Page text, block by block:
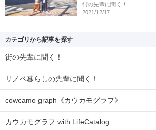
街の先輩に聞く！
2021/12/17
カテゴリから記事を探す
街の先輩に聞く！
リノベ暮らしの先輩に聞く！
cowcamo graph《カウカモグラフ》
カウカモグラフ with LifeCatalog